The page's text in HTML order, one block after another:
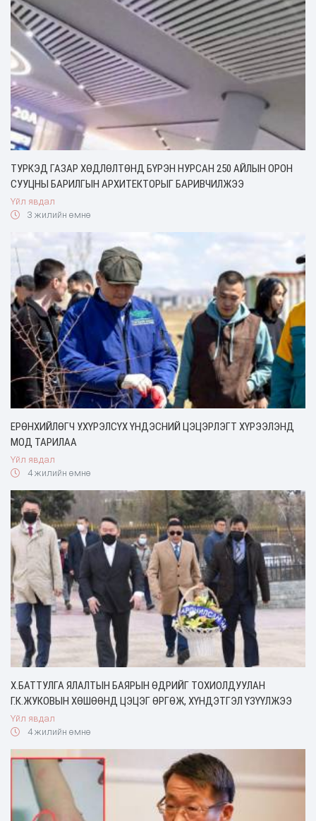
ТУРКЭД ГАЗАР ХӨДЛӨЛТӨНД БҮРЭН НУРСАН 250 АЙЛЫН ОРОН
СУУЦНЫ БАРИЛГЫН АРХИТЕКТОРЫГ БАРИВЧИЛЖЭЭ
Үйл явдал
3 жилийн өмнө
ЕРӨНХИЙЛӨГЧ У.ХҮРЭЛСҮХ ҮНДЭСНИЙ ЦЭЦЭРЛЭГТ ХҮРЭЭЛЭНД
МОД ТАРИЛАА
Үйл явдал
4 жилийн өмнө
Х.БАТТУЛГА ЯЛАЛТЫН БАЯРЫН ӨДРИЙГ ТОХИОЛДУУЛАН
Г.К.ЖУКОВЫН ХӨШӨӨНД ЦЭЦЭГ ӨРГӨЖ, ХҮНДЭТГЭЛ ҮЗҮҮЛЖЭЭ
Үйл явдал
4 жилийн өмнө